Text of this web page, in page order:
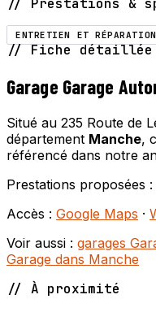
// Prestations &
ENTRETIEN ET
// Fiche détaillée
Garage Garage
Situé au 235 Route de
département Manche,
référencé dans notre
Prestations proposées :
Accès : Google Maps ·
Voir aussi : garages
Garage dans Manche
// À proximité